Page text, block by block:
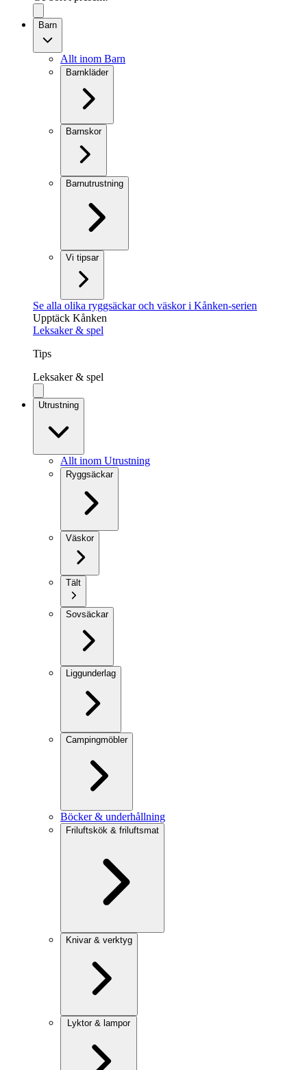
Barn
Allt inom Barn
Barnkläder
Barnskor
Barnutrustning
Vi tipsar
Se alla olika ryggsäckar och väskor i Kånken-serien
Upptäck Kånken
Leksaker & spel
Tips
Leksaker & spel
Utrustning
Allt inom Utrustning
Ryggsäckar
Väskor
Tält
Sovsäckar
Liggunderlag
Campingmöbler
Böcker & underhållning
Friluftskök & friluftsmat
Knivar & verktyg
Lyktor & lampor